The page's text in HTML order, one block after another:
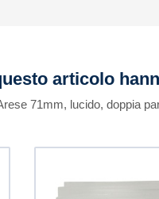
articolo
71mm, lucido, doppia